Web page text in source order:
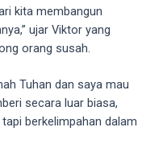
kita membangun
ujar Viktor yang
orang susah.
Tuhan dan saya mau
secara luar biasa,
berkelimpahan dalam